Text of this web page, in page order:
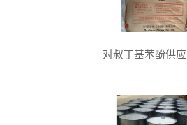
对叔丁基苯酚供